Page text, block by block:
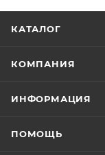
КАТАЛОГ
КОМПАНИЯ
ИНФОРМАЦИЯ
ПОМОЩЬ